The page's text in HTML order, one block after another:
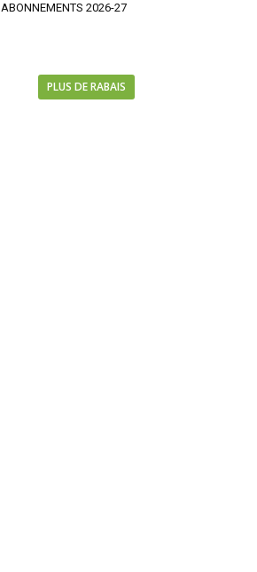
ABONNEMENTS 2026-27
PLUS DE RABAIS